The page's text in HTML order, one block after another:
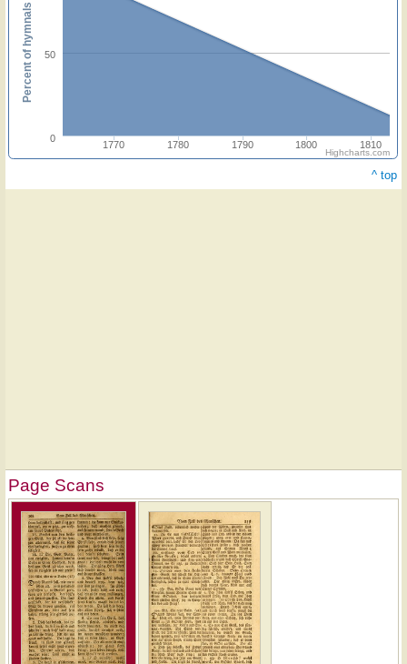
1770 1780 1790 1800 1810
0
50
Percent of hymnals
Highcharts.com
^ top
Page Scans